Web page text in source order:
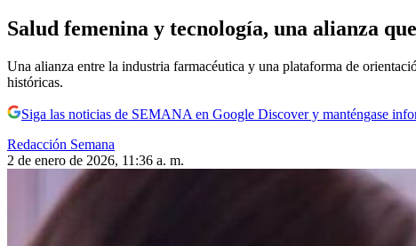
Salud femenina y tecnología, una alianza
Una alianza entre la industria farmacéutica y una plataforma de
históricas.
Siga las noticias de SEMANA en Google Discover y manténgase
Redacción Semana
2 de enero de 2026, 11:36 a. m.